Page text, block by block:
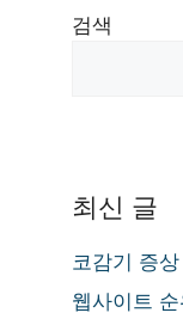
검색
최신 글
코감기 증
웹사이트